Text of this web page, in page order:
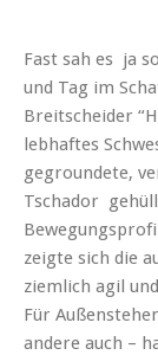
Fast sah es ja
und Tag im
Breitscheider
lebhaftes
gegroundete,
Tschador
zeigte sich die
ziemlich agil
Für
andere auch –